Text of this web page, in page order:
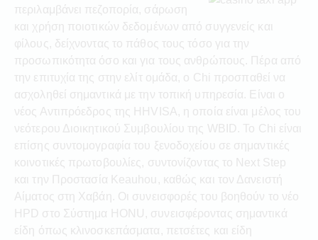
περιλαμβάνει πεζοπορία, σάρωση
και χρήση ποιοτικών δεδομένων από συγγενείς και
φίλους, δείχνοντας το πάθος τους τόσο για την
προσωπικότητα όσο και για τους ανθρώπους. Πέρα από
την επιτυχία της στην ελίτ ομάδα, ο Chi προσπαθεί να
ασχοληθεί σημαντικά με την τοπική υπηρεσία. Είναι ο
νέος Αντιπρόεδρος της HHVISA, η οποία είναι μέλος του
νεότερου Διοικητικού Συμβουλίου της WBID. Το Chi είναι
επίσης συντομογραφία του ξενοδοχείου σε σημαντικές
κοινοτικές πρωτοβουλίες, συντονίζοντας το Next Step
και την Προστασία Keauhou, καθώς και τον Δανειστή
Αίματος στη Χαβάη. Οι συνεισφορές του βοηθούν το νέο
HPD στο Σύστημα HONU, συνεισφέροντας σημαντικά
είδη όπως κλινοσκεπάσματα, πετσέτες και είδη